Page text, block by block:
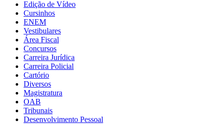
Edição de Vídeo
Cursinhos
ENEM
Vestibulares
Área Fiscal
Concursos
Carreira Jurídica
Carreira Policial
Cartório
Diversos
Magistratura
OAB
Tribunais
Desenvolvimento Pessoal